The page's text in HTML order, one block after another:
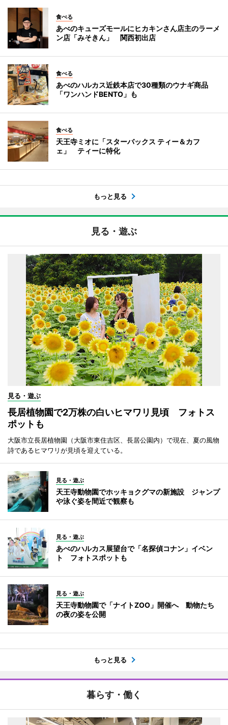
食べる
あべのキューズモールにヒカキンさん店主のラーメ
ン店「みそきん」 関西初出店
食べる
あべのハルカス近鉄本店で30種類のウナギ商品
「ワンハンドBENTO」も
食べる
天王寺ミオに「スターバックス ティー＆カフ
ェ」 ティーに特化
もっと見る
見る・遊ぶ
見る・遊ぶ
長居植物園で2万株の白いヒマワリ見頃 フォトス
ポットも
大阪市立長居植物園（大阪市東住吉区、長居公園内）で現在、夏の風物
詩であるヒマワリが見頃を迎えている。
見る・遊ぶ
天王寺動物園でホッキョクグマの新施設 ジャンプ
や泳ぐ姿を間近で観察も
見る・遊ぶ
あべのハルカス展望台で「名探偵コナン」イベン
ト フォトスポットも
見る・遊ぶ
天王寺動物園で「ナイトZOO」開催へ 動物たち
の夜の姿を公開
もっと見る
暮らす・働く